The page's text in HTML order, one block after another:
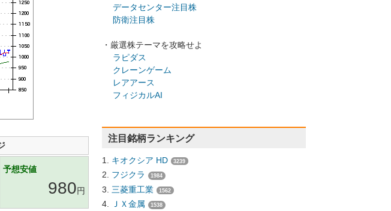
予想安値
980円
データセンター注目株
防衛注目株
・厳選株テーマを攻略せよ
ラピダス
クレーンゲーム
レアアース
フィジカルAI
注目銘柄ランキング
キオクシア HD 3239
フジクラ 1984
三菱重工業 1562
ＪＸ金属 1538